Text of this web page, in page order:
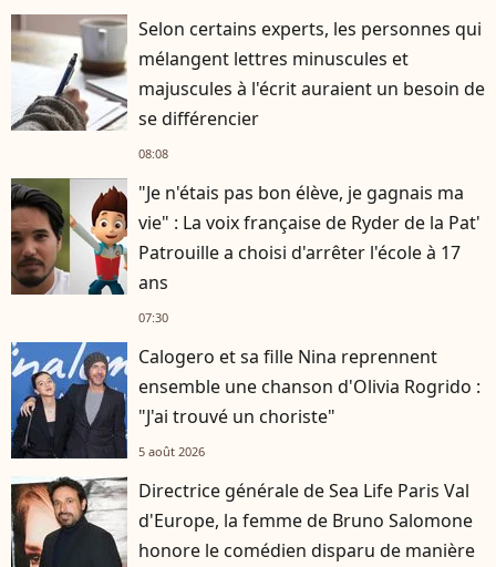
Selon certains experts, les personnes qui
mélangent lettres minuscules et
majuscules à l'écrit auraient un besoin de
se différencier
08:08
"Je n'étais pas bon élève, je gagnais ma
vie" : La voix française de Ryder de la Pat'
Patrouille a choisi d'arrêter l'école à 17
ans
07:30
Calogero et sa fille Nina reprennent
ensemble une chanson d'Olivia Rogrido :
"J'ai trouvé un choriste"
5 août 2026
Directrice générale de Sea Life Paris Val
d'Europe, la femme de Bruno Salomone
honore le comédien disparu de manière